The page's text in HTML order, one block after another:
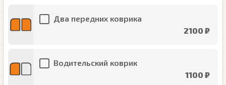
Два передних коврика
2100 ₽
Водительский коврик
1100 ₽